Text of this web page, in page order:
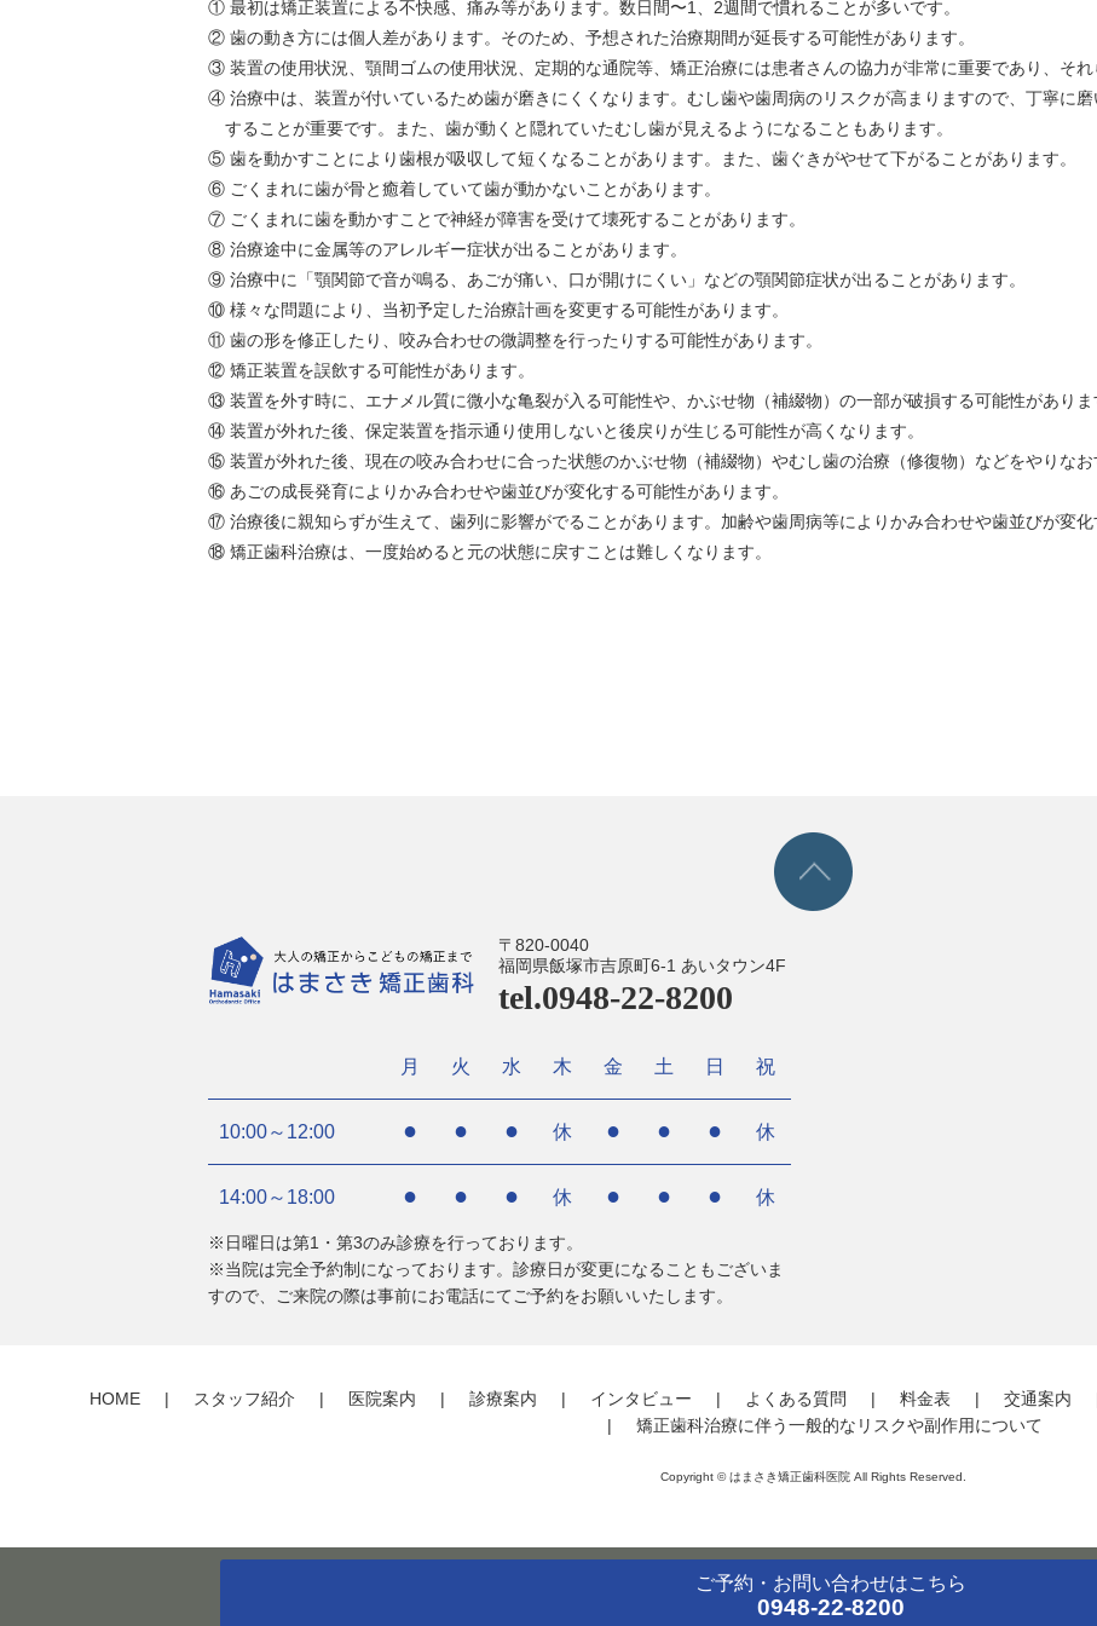
① 最初は矯正装置による不快感、痛み等があります。数日間〜1、2週間で慣れることが多いです。
② 歯の動き方には個人差があります。そのため、予想された治療期間が延長する可能性があります。
③ 装置の使用状況、顎間ゴムの使用状況、定期的な通院等、矯正治療には患者さんの協力が非常に重要であり、それ
④ 治療中は、装置が付いているため歯が磨きにくくなります。むし歯や歯周病のリスクが高まりますので、丁寧に
することが重要です。また、歯が動くと隠れていたむし歯が見えるようになることもあります。
⑤ 歯を動かすことにより歯根が吸収して短くなることがあります。また、歯ぐきがやせて下がることがあります。
⑥ ごくまれに歯が骨と癒着していて歯が動かないことがあります。
⑦ ごくまれに歯を動かすことで神経が障害を受けて壊死することがあります。
⑧ 治療途中に金属等のアレルギー症状が出ることがあります。
⑨ 治療中に「顎関節で音が鳴る、あごが痛い、口が開けにくい」などの顎関節症状が出ることがあります。
⑩ 様々な問題により、当初予定した治療計画を変更する可能性があります。
⑪ 歯の形を修正したり、咬み合わせの微調整を行ったりする可能性があります。
⑫ 矯正装置を誤飲する可能性があります。
⑬ 装置を外す時に、エナメル質に微小な亀裂が入る可能性や、かぶせ物（補綴物）の一部が破損する可能性がありま
⑭ 装置が外れた後、保定装置を指示通り使用しないと後戻りが生じる可能性が高くなります。
⑮ 装置が外れた後、現在の咬み合わせに合った状態のかぶせ物（補綴物）やむし歯の治療（修復物）などをやりなお
⑯ あごの成長発育によりかみ合わせや歯並びが変化する可能性があります。
⑰ 治療後に親知らずが生えて、歯列に影響がでることがあります。加齢や歯周病等によりかみ合わせや歯並びが変化
⑱ 矯正歯科治療は、一度始めると元の状態に戻すことは難しくなります。
ご予約・お問い合わせはこちら
0948-22-8200
〒820-0040
福岡県飯塚市吉原町6-1 あいタウン4F
tel.0948-22-8200
月 火 水 木 金 土 日 祝
10:00～12:00 ● ● ● 休 ● ● ● 休
14:00～18:00 ● ● ● 休 ● ● ● 休
※日曜日は第1・第3のみ診療を行っております。
※当院は完全予約制になっております。診療日が変更になることもございま
すので、ご来院の際は事前にお電話にてご予約をお願いいたします。
HOME スタッフ紹介 医院案内 診療案内 インタビュー よくある質問 料金表 交通案内
矯正歯科治療に伴う一般的なリスクや副作用について
Copyright © はまさき矯正歯科医院 All Rights Reserved.